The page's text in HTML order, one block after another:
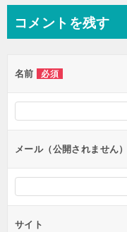
コメントを残す
名前 必須
メール（公開されません）
サイト